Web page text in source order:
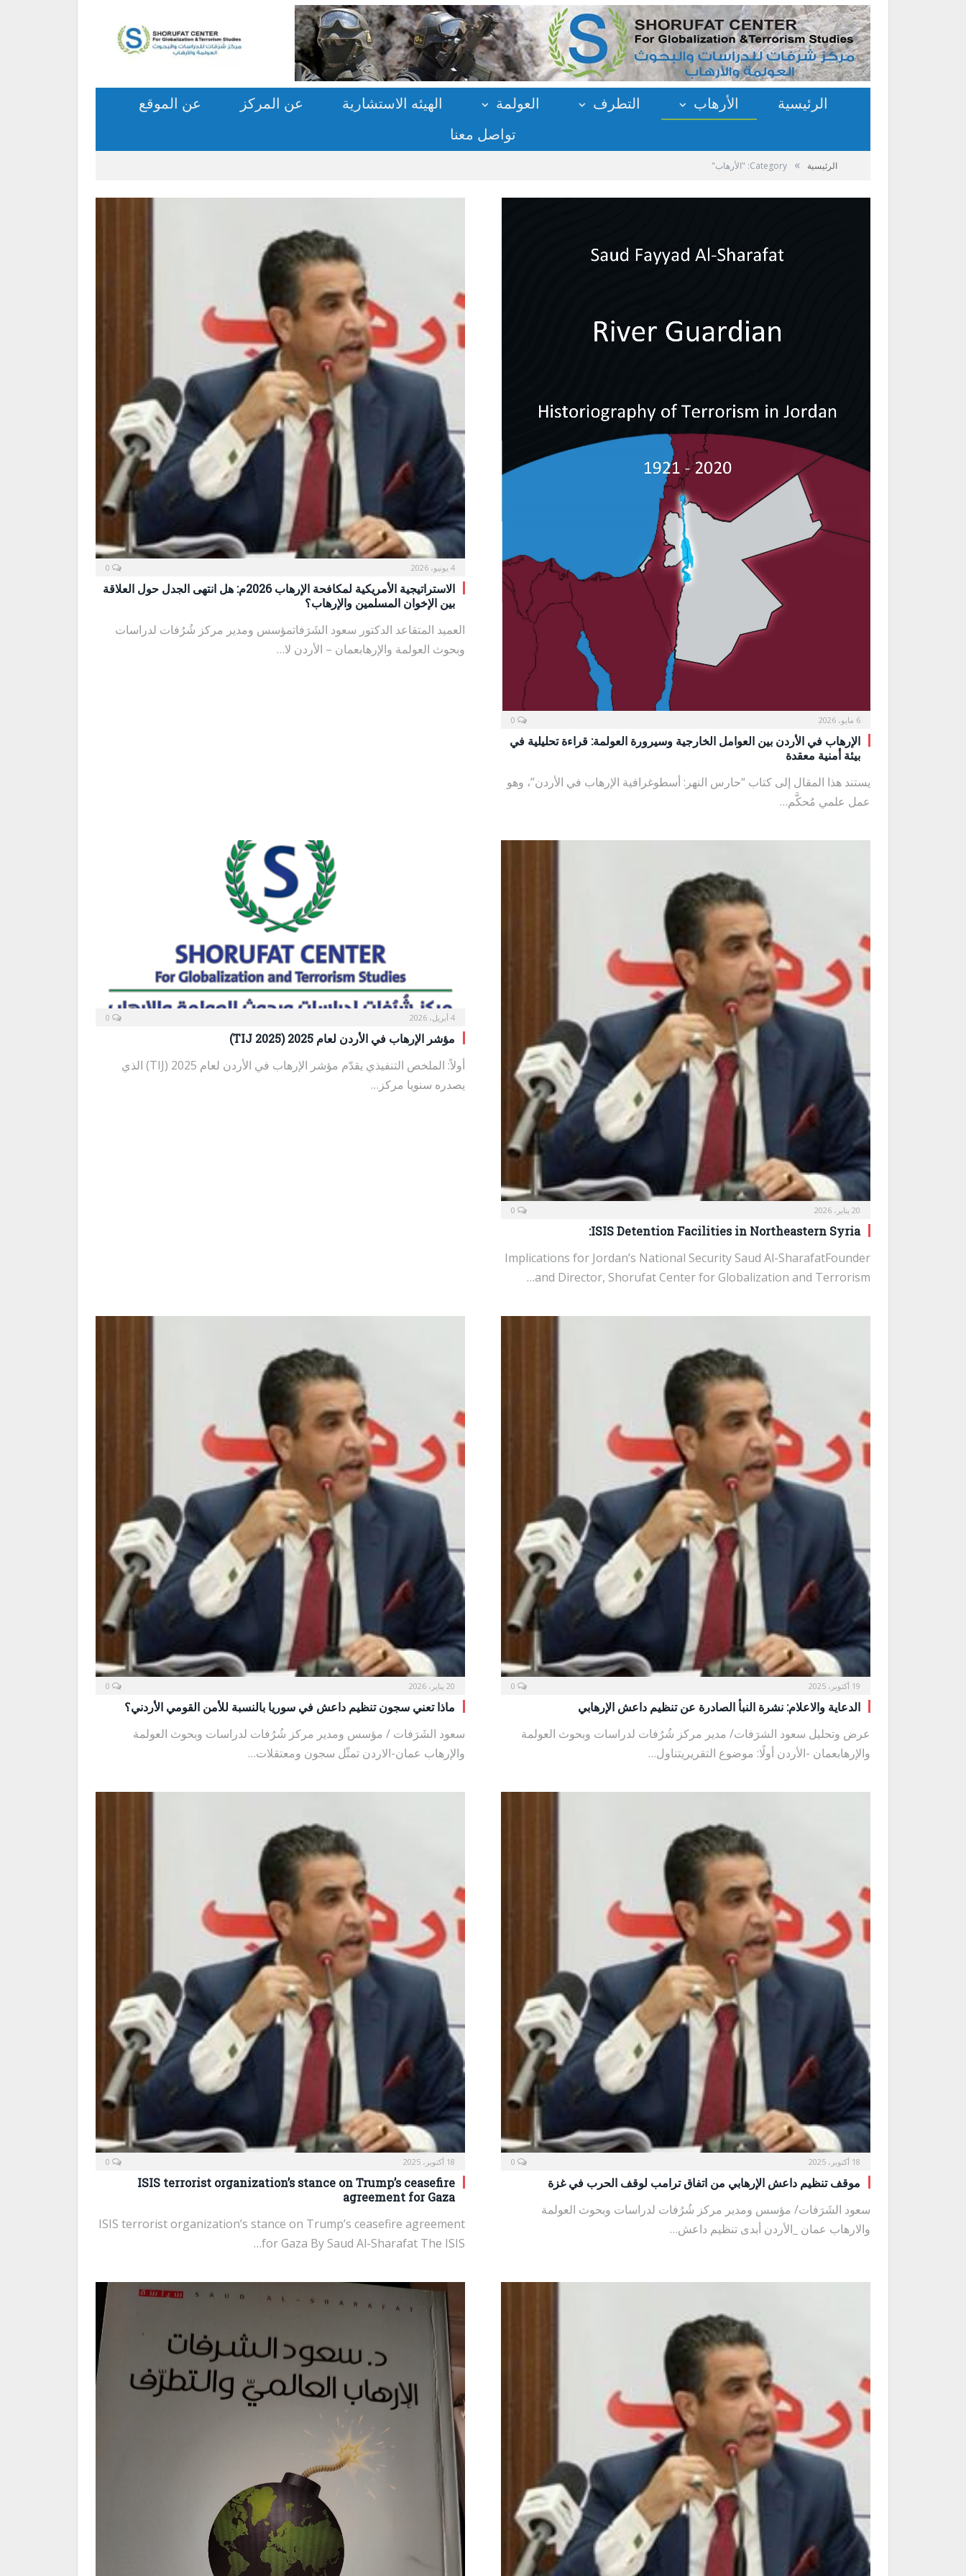
الرئيسية الأرهاب التطرف العولمة الهيئه الاستشارية عن المركز
عن الموقع
تواصل معنا
الرئيسية » Category: "الأرهاب"
4 يونيو، 2026
الاستراتيجية الأمريكية لمكافحة الإرهاب 2026م: هل انتهى الجدل حول العلاقة
بين الإخوان المسلمين والإرهاب؟
العميد المتقاعد الدكتور سعود الشَرَفاتمؤسس ومدير مركز شُرُفات لدراسات
وبحوث العولمة والإرهابعمان – الأردن لا…
6 مايو، 2026
الإرهاب في الأردن بين العوامل الخارجية وسيرورة العولمة: قراءة تحليلية في
بيئة أمنية معقدة
يستند هذا المقال إلى كتاب “حارس النهر: أسطوغرافية الإرهاب في الأردن”، وهو
عمل علمي مُحكَّم…
4 أبريل، 2026
مؤشر الإرهاب في الأردن لعام 2025 (TIJ 2025)
أولاً: الملخص التنفيذي يقدّم مؤشر الإرهاب في الأردن لعام 2025 (TIJ) الذي
يصدره سنويا مركز…
20 يناير، 2026
ISIS Detention Facilities in Northeastern Syria:
Implications for Jordan’s National Security Saud Al-SharafatFounder
and Director, Shorufat Center for Globalization and Terrorism…
20 يناير، 2026
ماذا تعني سجون تنظيم داعش في سوريا بالنسبة للأمن القومي الأردني؟
سعود الشَرَفات / مؤسس ومدير مركز شُرُفات لدراسات وبحوث العولمة
والإرهاب عمان-الاردن تمثّل سجون ومعتقلات…
19 أكتوبر، 2025
الدعاية والاعلام: نشرة النبأ الصادرة عن تنظيم داعش الإرهابي
عرض وتحليل سعود الشرَفات/ مدير مركز شُرُفات لدراسات وبحوث العولمة
والإرهابعمان -الأردن أولًا: موضوع التقريريتناول…
18 أكتوبر، 2025
ISIS terrorist organization’s stance on Trump’s ceasefire
agreement for Gaza
ISIS terrorist organization’s stance on Trump’s ceasefire agreement
for Gaza By Saud Al-Sharafat The ISIS…
18 أكتوبر، 2025
موقف تنظيم داعش الإرهابي من اتفاق ترامب لوقف الحرب في غزة
سعود الشَرَفات/ مؤسس ومدير مركز شُرُفات لدراسات وبحوث العولمة
والارهاب عمان _الأردن أبدى تنظيم داعش…